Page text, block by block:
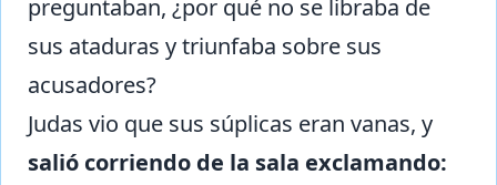
preguntaban, ¿por qué no se libraba de
sus ataduras y triunfaba sobre sus
acusadores?
Judas vio que sus súplicas eran vanas, y
salió corriendo de la sala exclamando: